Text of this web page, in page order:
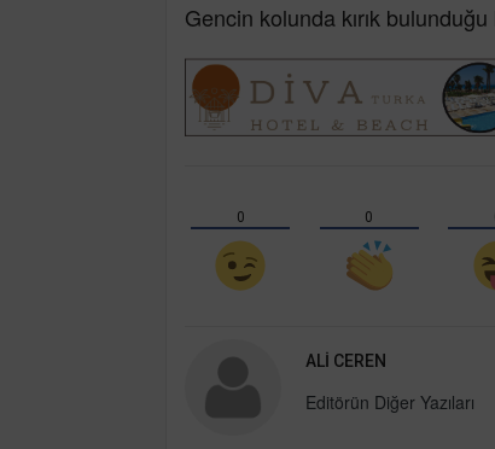
Gencin kolunda kırık
0 0
ALI CEREN
Editörün Diğer Yazıları